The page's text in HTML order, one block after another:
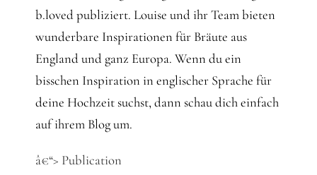
b.loved publiziert. Louise und ihr Team bieten
wunderbare Inspirationen für Bräute aus
England und ganz Europa. Wenn du ein
bisschen Inspiration in englischer Sprache für
deine Hochzeit suchst, dann schau dich einfach
auf ihrem Blog um.
â€“> Publication